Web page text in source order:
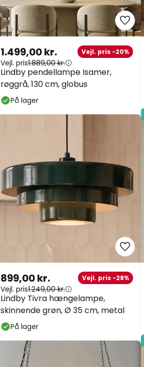
Lindby pendellampe Isamer,
røggrå, 130 cm, globus
1.499,00 kr. Vejl. pris -20%
Vejl. pris1.889,00 kr.
På lager
Lindby Tivra hængelampe,
skinnende grøn, Ø 35 cm, metal
899,00 kr. Vejl. pris -28%
Vejl. pris1.249,00 kr.
På lager